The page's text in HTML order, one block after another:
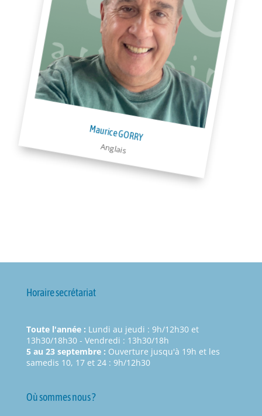
Maurice GORRY
Anglais
Horaire secrétariat
Toute l'année : Lundi au jeudi : 9h/12h30 et
13h30/18h30 - Vendredi : 13h30/18h
5 au 23 septembre : Ouverture jusqu'à 19h et les
samedis 10, 17 et 24 : 9h/12h30
Où sommes nous ?